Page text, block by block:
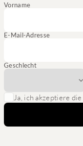
Vorname
E-Mail-Adresse
Geschlecht
Ja, ich akzeptiere die